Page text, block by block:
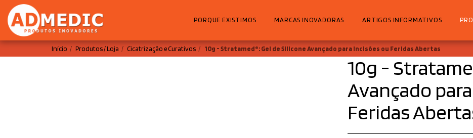
PORQUE EXISTIMOS MARCAS INOVADORAS ARTIGOS INFORMATIVOS
Início Produtos / Loja Cicatrização e Curativos 10g - Stratamed®: Gel de Silicone Avançado para Incisões ou Feridas Abertas
10g -
Avançado
Feridas